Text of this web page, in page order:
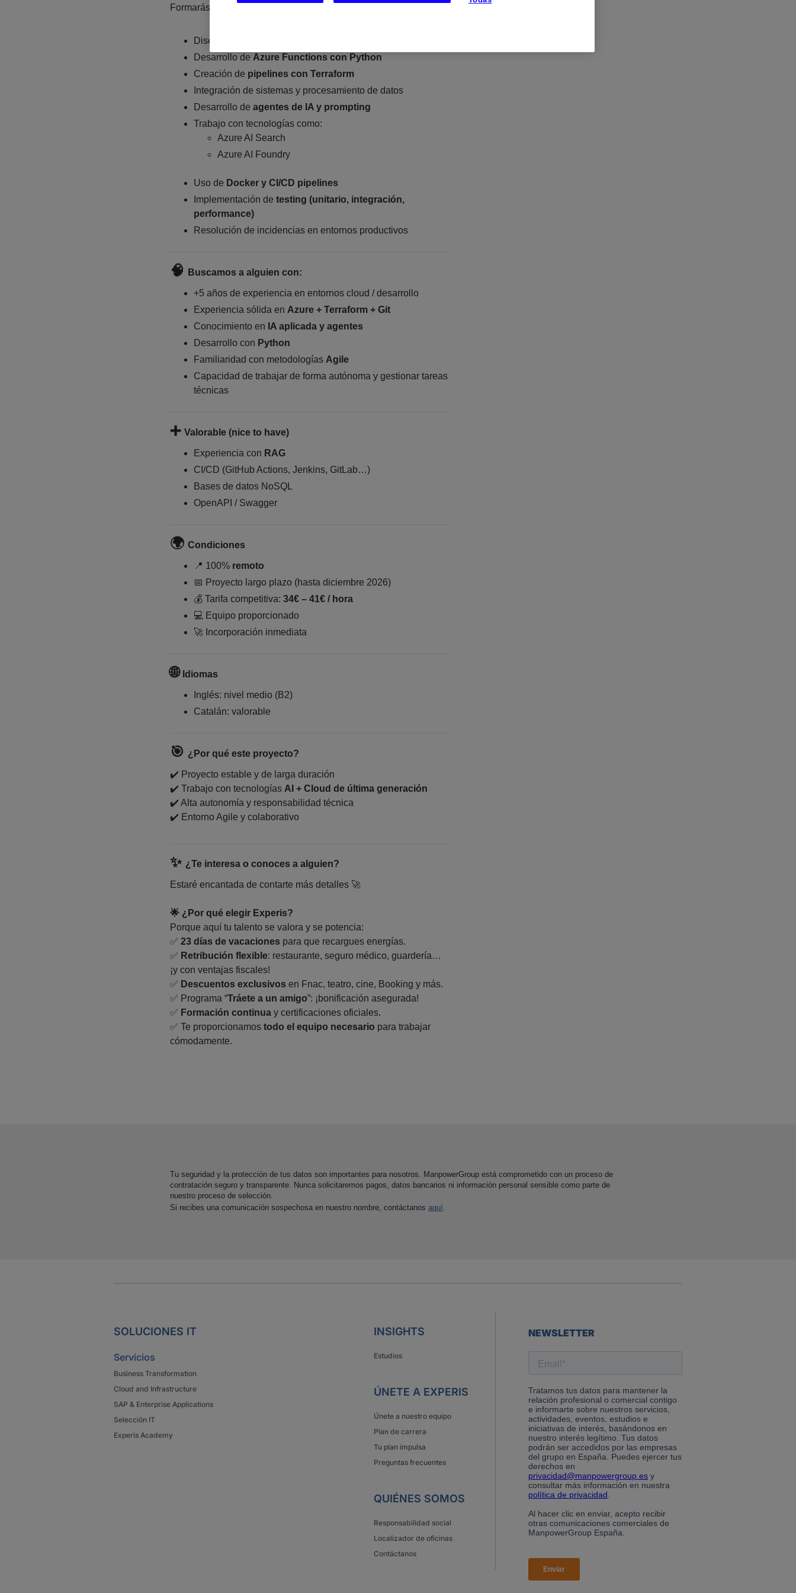
Formarás parte de un equipo técnico trabajando en:
Diseño y despliegue de soluciones en
Desarrollo de Azure Functions con Python
Creación de pipelines con Terraform
Integración de sistemas y procesamiento de datos
Desarrollo de agentes de IA y prompting
Trabajo con tecnologías como:
Azure AI Search
Azure AI Foundry
Uso de Docker y CI/CD pipelines
Implementación de testing (unitario, integración,
performance)
Resolución de incidencias en entornos productivos
🧠 Buscamos a alguien con:
+5 años de experiencia en entornos cloud / desarrollo
Experiencia sólida en Azure + Terraform + Git
Conocimiento en IA aplicada y agentes
Desarrollo con Python
Familiaridad con metodologías Agile
Capacidad de trabajar de forma autónoma y gestionar tareas
técnicas
➕ Valorable (nice to have)
Experiencia con RAG
CI/CD (GitHub Actions, Jenkins, GitLab…)
Bases de datos NoSQL
OpenAPI / Swagger
🌍 Condiciones
📍 100% remoto
📅 Proyecto largo plazo (hasta diciembre 2026)
💰 Tarifa competitiva: 34€ – 41€ / hora
💻 Equipo proporcionado
🚀 Incorporación inmediata
🌐 Idiomas
Inglés: nivel medio (B2)
Catalán: valorable
🎯 ¿Por qué este proyecto?
✔️ Proyecto estable y de larga duración
✔️ Trabajo con tecnologías AI + Cloud de última generación
✔️ Alta autonomía y responsabilidad técnica
✔️ Entorno Agile y colaborativo
✨ ¿Te interesa o conoces a alguien?
Estaré encantada de contarte más detalles 🚀
🌟 ¿Por qué elegir Experis?
Porque aquí tu talento se valora y se potencia:
✅ 23 días de vacacionespara que recargues energías.
✅ Retribución flexible: restaurante, seguro médico, guardería…
¡y con ventajas fiscales!
✅ Descuentos exclusivosen Fnac, teatro, cine, Booking y más.
✅ Programa “Tráete a un amigo”: ¡bonificación asegurada!
✅ Formación continuay certificaciones oficiales.
✅ Te proporcionamos todo el equipo necesario para trabajar
cómodamente.
Tu seguridad y la protección de tus datos son importantes para nosotros. ManpowerGroup está comprometido con un proceso de
contratación seguro y transparente. Nunca solicitaremos pagos, datos bancarios ni información personal sensible como parte de
nuestro proceso de selección.
Si recibes una comunicación sospechosa en nuestro nombre, contáctanos aquí.
SOLUCIONES IT
Servicios
Business Transformation
Cloud and Infrastructure
SAP & Enterprise Applications
Selección IT
Experis Academy
INSIGHTS
Estudios
ÚNETE A EXPERIS
Únete a nuestro equipo
Plan de carrera
Tu plan impulsa
Preguntas frecuentes
QUIÉNES SOMOS
Responsabilidad social
Localizador de oficinas
Contáctanos
NEWSLETTER